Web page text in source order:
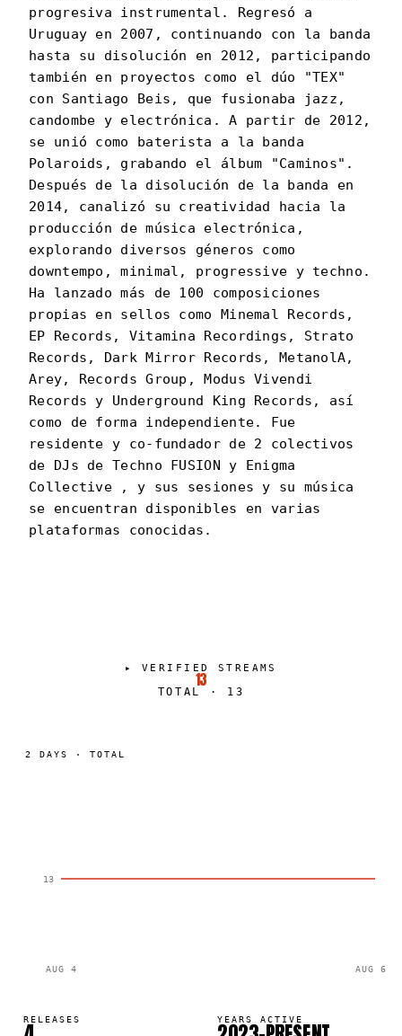
progresiva instrumental. Regresó a
Uruguay en 2007, continuando con la banda
hasta su disolución en 2012, participando
también en proyectos como el dúo "TEX"
con Santiago Beis, que fusionaba jazz,
candombe y electrónica. A partir de 2012,
se unió como baterista a la banda
Polaroids, grabando el álbum "Caminos".
Después de la disolución de la banda en
2014, canalizó su creatividad hacia la
producción de música electrónica,
explorando diversos géneros como
downtempo, minimal, progressive y techno.
Ha lanzado más de 100 composiciones
propias en sellos como Minemal Records,
EP Records, Vitamina Recordings, Strato
Records, Dark Mirror Records, MetanolA,
Arey, Records Group, Modus Vivendi
Records y Underground King Records, así
como de forma independiente. Fue
residente y co-fundador de 2 colectivos
de DJs de Techno FUSION y Enigma
Collective , y sus sesiones y su música
se encuentran disponibles en varias
plataformas conocidas.
▸VERIFIED STREAMS
13
TOTAL · 13
2 DAYS · TOTAL
AUG 4 AUG 6
13
RELEASES YEARS ACTIVE